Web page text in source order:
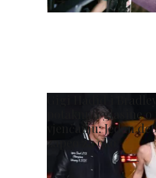
Gigi Hadid i
potaknuli glasine
vjenčanju: Jedan
zapeo za oko